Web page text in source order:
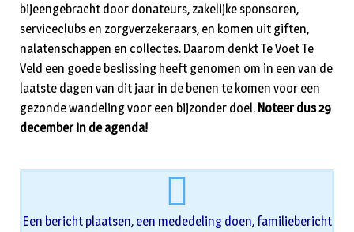
bijeengebracht door donateurs, zakelijke sponsoren,
serviceclubs en zorgverzekeraars, en komen uit giften,
nalatenschappen en collectes. Daarom denkt Te Voet Te
Veld een goede beslissing heeft genomen om in een van de
laatste dagen van dit jaar in de benen te komen voor een
gezonde wandeling voor een bijzonder doel. Noteer dus 29
december in de agenda!
Een bericht plaatsen, een mededeling doen, familiebericht